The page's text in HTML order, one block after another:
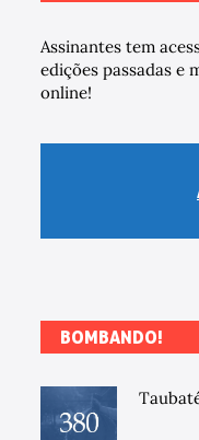
Assinantes tem
edições passadas e
online!
BOMBANDO!